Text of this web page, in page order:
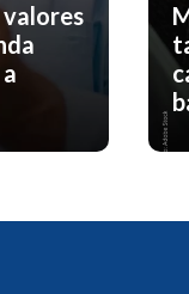
valores